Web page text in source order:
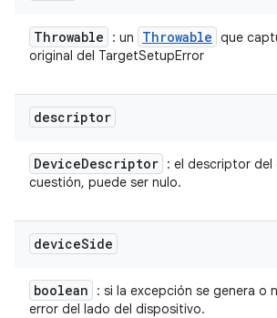
Throwable : un Throwable que
original del TargetSetupError
descriptor
DeviceDescriptor : el descriptor del
cuestión, puede ser nulo.
deviceSide
boolean
: si la excepción se genera o
error del lado del dispositivo.